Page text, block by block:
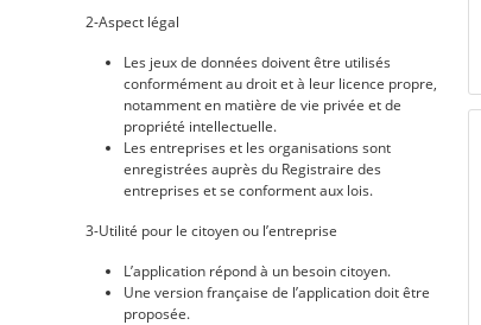
2-Aspect légal
Les jeux de données doivent être utilisés
conformément au droit et à leur licence propre,
notamment en matière de vie privée et de
propriété intellectuelle.
Les entreprises et les organisations sont
enregistrées auprès du Registraire des
entreprises et se conforment aux lois.
3-Utilité pour le citoyen ou l’entreprise
L’application répond à un besoin citoyen.
Une version française de l’application doit être
proposée.